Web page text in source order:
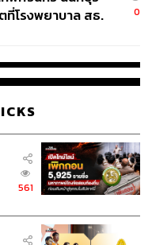
า
สรรคต่อการผลักดัน
ฐฯ สนับสนุนการใช้
ติ อื่นๆ ทำตามแผนงาน
คือ ประเทศกลุ่ม
มู่เกาะที่ได้รับผลกระทบ
ระเทศมหาอำนาจ G7
ผู้นำสูงสุดไม่ได้เดิน
ที่โรงพยาบาล สธ.
0
561